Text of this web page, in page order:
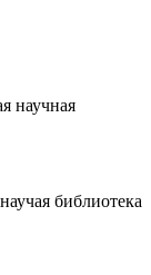
научная
библиотека